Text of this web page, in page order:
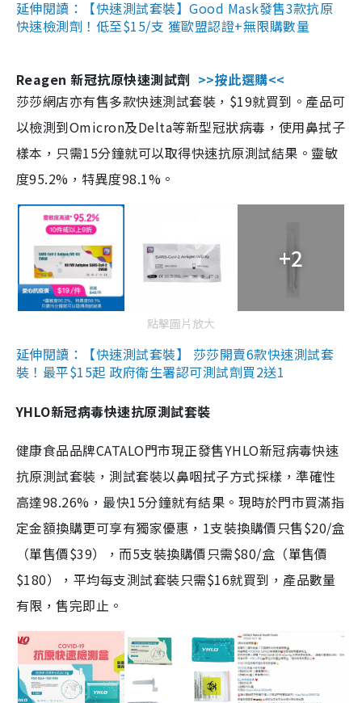
延伸閱讀：【快速測試套裝】Good Mask發售3款抗原
快速檢測劑！低至$15/支 獲歐盟認證+無限購數量
Reagen 新冠抗原快速測試劑 >>按此選購<<
莎莎網店亦有售多款快速測試套裝，$19就買到。產品可
以檢測到Omicron及Delta等新型冠狀病毒，使用鼻拭子
樣本，只需15分鐘就可以取得快速抗原測試結果。靈敏
度95.2%，特異度98.1%。
+2
點擊圖片放大
延伸閱讀：【快速測試套裝】 莎莎開賣6款快速測試套
裝！最平$15起 政府衛生署認可測試劑買2送1
YHLO新冠病毒快速抗原測試套裝
健康食品品牌CATALO門市現正發售YHLO新冠病毒快速
抗原測試套裝，測試套裝以鼻咽拭子方式採樣，準確性
高達98.26%，最快15分鐘就有結果。現時於門市買滿指
定金額換購更可享有獨家優惠，1支裝換購價只售$20/盒
（單售價$39），而5支裝換購價只需$80/盒（單售價
$180），平均每支測試套裝只需$16就買到，產品數量
有限，售完即止。